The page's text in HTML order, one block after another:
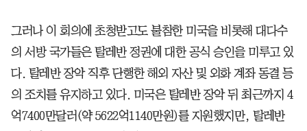
그러나 이 회의에 초청받고도 불참한 미국을 비롯해 대다수
의 서방 국가들은 탈레반 정권에 대한 공식 승인을 미루고 있
다. 탈레반 장악 직후 단행한 해외 자산 및 외화 계좌 동결 등
의 조치를 유지하고 있다. 미국은 탈레반 장악 뒤 최근까지 4
억7400만달러(약 5622억1140만원)를 지원했지만, 탈레반